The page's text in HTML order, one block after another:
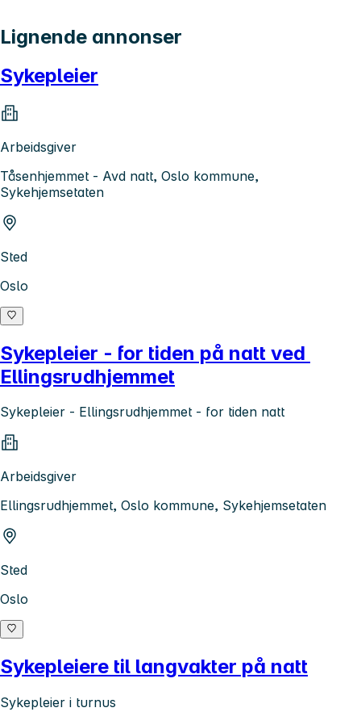
Lignende annonser
Sykepleier
Arbeidsgiver
Tåsenhjemmet - Avd natt, Oslo kommune,
Sykehjemsetaten
Sted
Oslo
Sykepleier - for tiden på natt ved
Ellingsrudhjemmet
Sykepleier - Ellingsrudhjemmet - for tiden natt
Arbeidsgiver
Ellingsrudhjemmet, Oslo kommune, Sykehjemsetaten
Sted
Oslo
Sykepleiere til langvakter på natt
Sykepleier i turnus